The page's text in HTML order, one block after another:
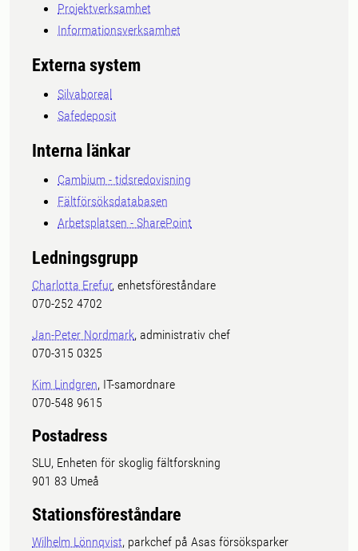
Projektverksamhet
Informationsverksamhet
Externa system
Silvaboreal
Safedeposit
Interna länkar
Cambium - tidsredovisning
Fältförsöksdatabasen
Arbetsplatsen - SharePoint
Ledningsgrupp
Charlotta Erefur, enhetsföreståndare
070-252 4702
Jan-Peter Nordmark, administrativ chef
070-315 0325
Kim Lindgren, IT-samordnare
070-548 9615
Postadress
SLU, Enheten för skoglig fältforskning
901 83 Umeå
Stationsföreståndare
Wilhelm Lönnqvist, parkchef på Asas försöksparker